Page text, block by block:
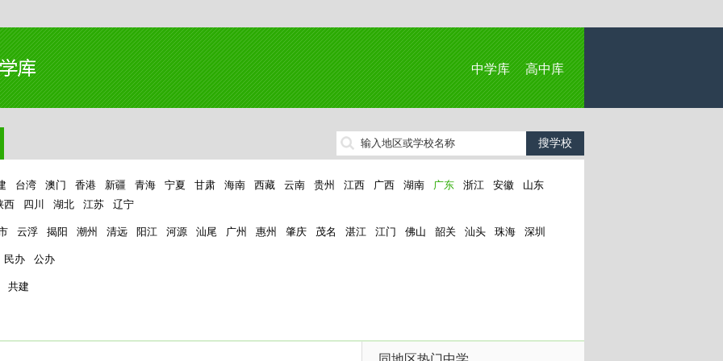
中学库 高中库
台湾 澳门 香港 新疆 青海 宁夏 甘肃 海南 西藏 云南 贵州 江西 广西 湖南 广东 浙江 安徽
山东
西
四川 湖北 江苏 辽宁
云浮 揭阳 潮州 清远 阳江 河源 汕尾 广州 惠州 肇庆 茂名 湛江 江门 佛山 韶关 汕头 珠海 深圳
民办 公办
共建